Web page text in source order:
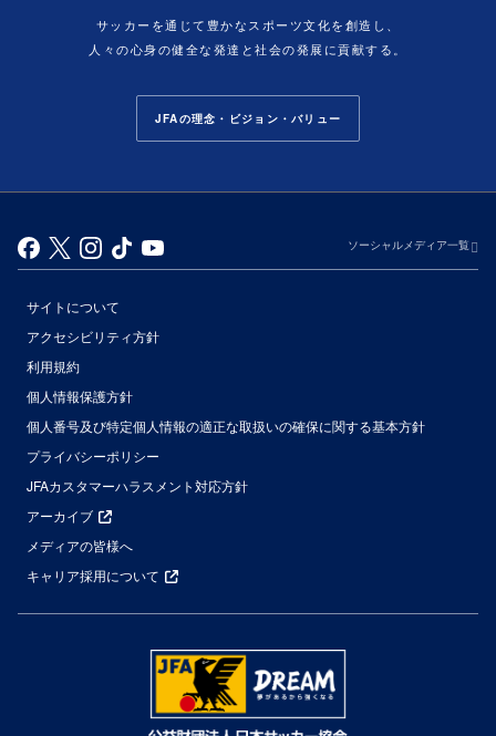
サッカーを通じて豊かなスポーツ文化を創造し、
人々の心身の健全な発達と社会の発展に貢献する。
JFAの理念・ビジョン・バリュー
ソーシャルメディア一覧
サイトについて
アクセシビリティ方針
利用規約
個人情報保護方針
個人番号及び特定個人情報の適正な取扱いの確保に関する基本方針
プライバシーポリシー
JFAカスタマーハラスメント対応方針
アーカイブ
メディアの皆様へ
キャリア採用について